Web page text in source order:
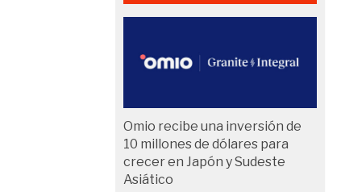
Omio recibe una inversión de
10 millones de dólares para
crecer en Japón y Sudeste
Asiático